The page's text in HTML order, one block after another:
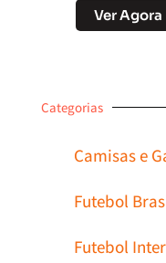
Ver Agora
Categorias
Camisas e
Futebol
Futebol